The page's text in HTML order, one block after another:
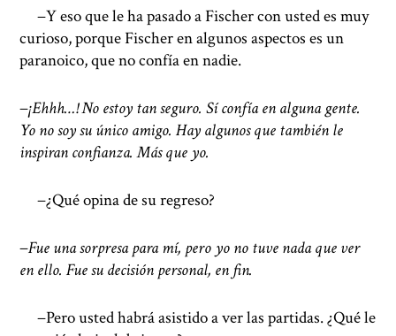
−Y eso que le ha pasado a Fischer con usted es muy
curioso, porque Fischer en algunos aspectos es un
paranoico, que no confía en nadie.
−¡Ehhh…! No estoy tan seguro. Sí confía en alguna gente.
Yo no soy su único amigo. Hay algunos que también le
inspiran confianza. Más que yo.
−¿Qué opina de su regreso?
−Fue una sorpresa para mí, pero yo no tuve nada que ver
en ello. Fue su decisión personal, en fin.
−Pero usted habrá asistido a ver las partidas. ¿Qué le